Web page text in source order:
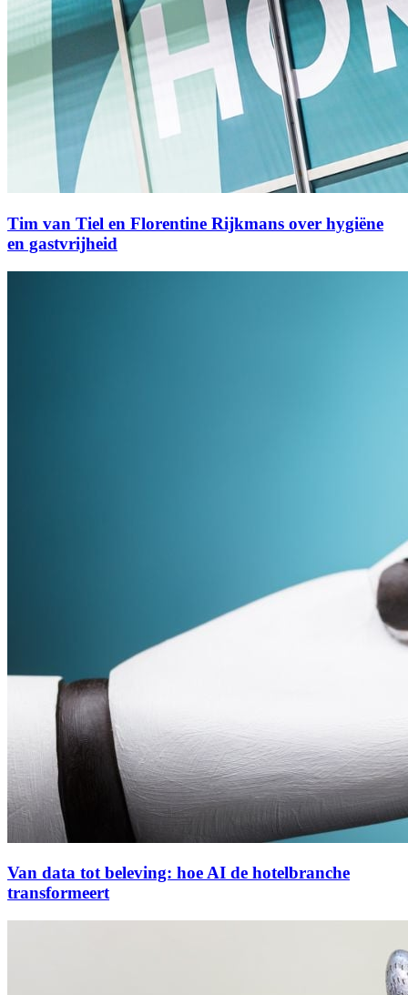
Tim van Tiel en Florentine Rijkmans over hygiëne
en gastvrijheid
Van data tot beleving: hoe AI de hotelbranche
transformeert